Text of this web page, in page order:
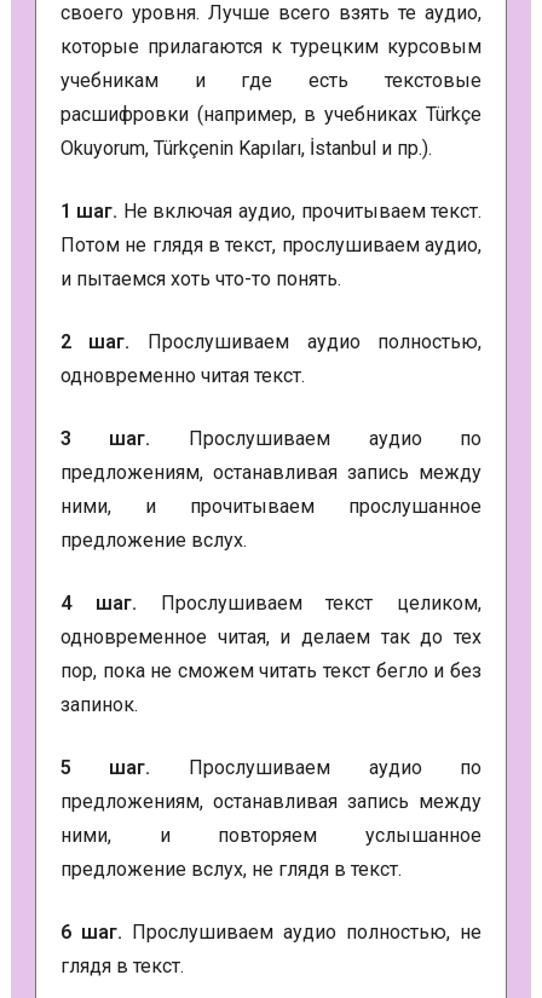
своего уровня. Лучше всего взять те аудио,
которые прилагаются к турецким курсовым
учебникам и где есть текстовые
расшифровки (например, в учебниках Türkçe
Okuyorum, Türkçenin Kapıları, İstanbul и пр.).
1 шаг. Не включая аудио, прочитываем текст.
Потом не глядя в текст, прослушиваем аудио,
и пытаемся хоть что-то понять.
2 шаг. Прослушиваем аудио полностью,
одновременно читая текст.
3 шаг. Прослушиваем аудио по
предложениям, останавливая запись между
ними, и прочитываем прослушанное
предложение вслух.
4 шаг. Прослушиваем текст целиком,
одновременное читая, и делаем так до тех
пор, пока не сможем читать текст бегло и без
запинок.
5 шаг. Прослушиваем аудио по
предложениям, останавливая запись между
ними, и повторяем услышанное
предложение вслух, не глядя в текст.
6 шаг. Прослушиваем аудио полностью, не
глядя в текст.